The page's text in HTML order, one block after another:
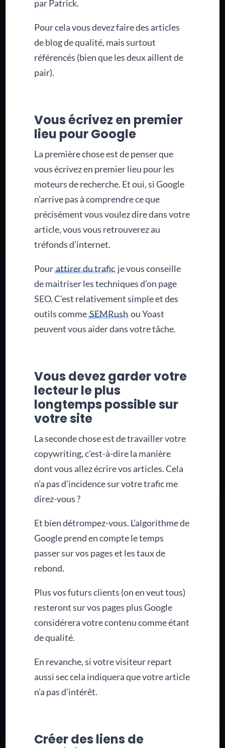
par Patrick.
Pour cela vous devez faire des articles
de blog de qualité, mais surtout
référencés (bien que les deux aillent de
pair).
Vous écrivez en premier
lieu pour Google
La première chose est de penser que
vous écrivez en premier lieu pour les
moteurs de recherche. Et oui, si Google
n’arrive pas à comprendre ce que
précisément vous voulez dire dans votre
article, vous vous retrouverez au
tréfonds d’internet.
Pourattirer du traficje vous conseille
de maitriser les techniques d’on page
SEO. C’est relativement simple et des
outils commeSEMRushou Yoast
peuvent vous aider dans votre tâche.
Vous devez garder votre
lecteur le plus
longtemps possible sur
votre site
La seconde chose est de travailler votre
copywriting, c’est-à-dire la manière
dont vous allez écrire vos articles. Cela
n’a pas d’incidence sur votre trafic me
direz-vous ?
Et bien détrompez-vous. L’algorithme de
Google prend en compte le temps
passer sur vos pages et les taux de
rebond.
Plus vos futurs clients (on en veut tous)
resteront sur vos pages plus Google
considérera votre contenu comme étant
de qualité.
En revanche, si votre visiteur repart
aussi sec cela indiquera que votre article
n’a pas d’intérêt.
Créer des liens de